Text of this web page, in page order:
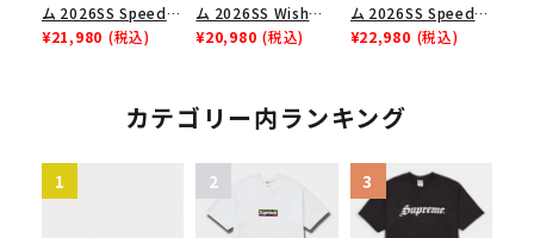
ム 2026SS Speed
Tee スピードTシャツ
¥21,980 (税込)
ム 2026SS Wish
Tee ウィッシュTシ
¥20,980 (税込)
ム 2026SS Speed
Tee スピードTシャツ
¥22,980 (税込)
カテゴリー内ランキング